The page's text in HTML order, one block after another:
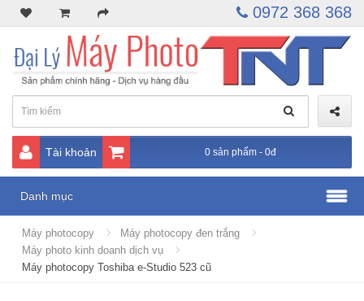
0972 368 368
Tài khoản 0 sản phẩm - 0đ
Danh mục
Máy photocopy
Máy photocopy đen trắng
Máy photo kinh doanh dịch vụ
Máy photocopy Toshiba e-Studio 523 cũ